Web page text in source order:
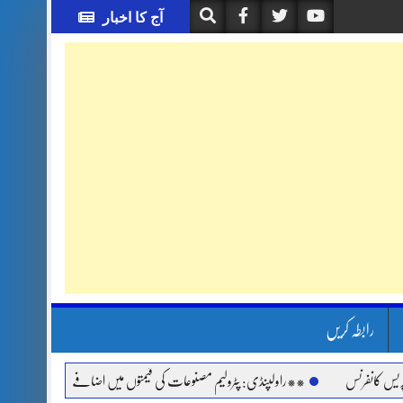
آج کا اخبار
رابطہ کریں
**راولپنڈی: پٹرولیم مصنوعات کی قیمتوں میں اضافے اور مہنگائی کے خلاف